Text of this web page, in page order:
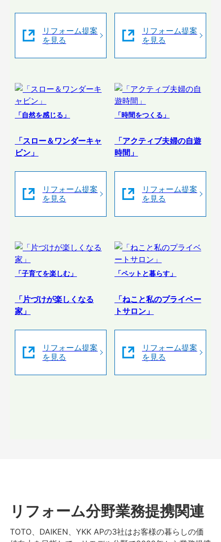
リフォーム提案
を見る
リフォーム提案
を見る
「自然を感じる」
「スロー＆ワンダーキャ
ビン」
リフォーム提案
を見る
「時間をつくる」
「アクティブ夫婦の自遊
時間」
リフォーム提案
を見る
「子育てを楽しむ」
「片づけが楽しくなる
家」
リフォーム提案
を見る
「ペットと暮らす」
「ねこと私のプライベー
トサロン」
リフォーム提案
を見る
リフォーム分野業務提携関連
TOTO、DAIKEN、YKK APの3社はお客様の暮らしの価